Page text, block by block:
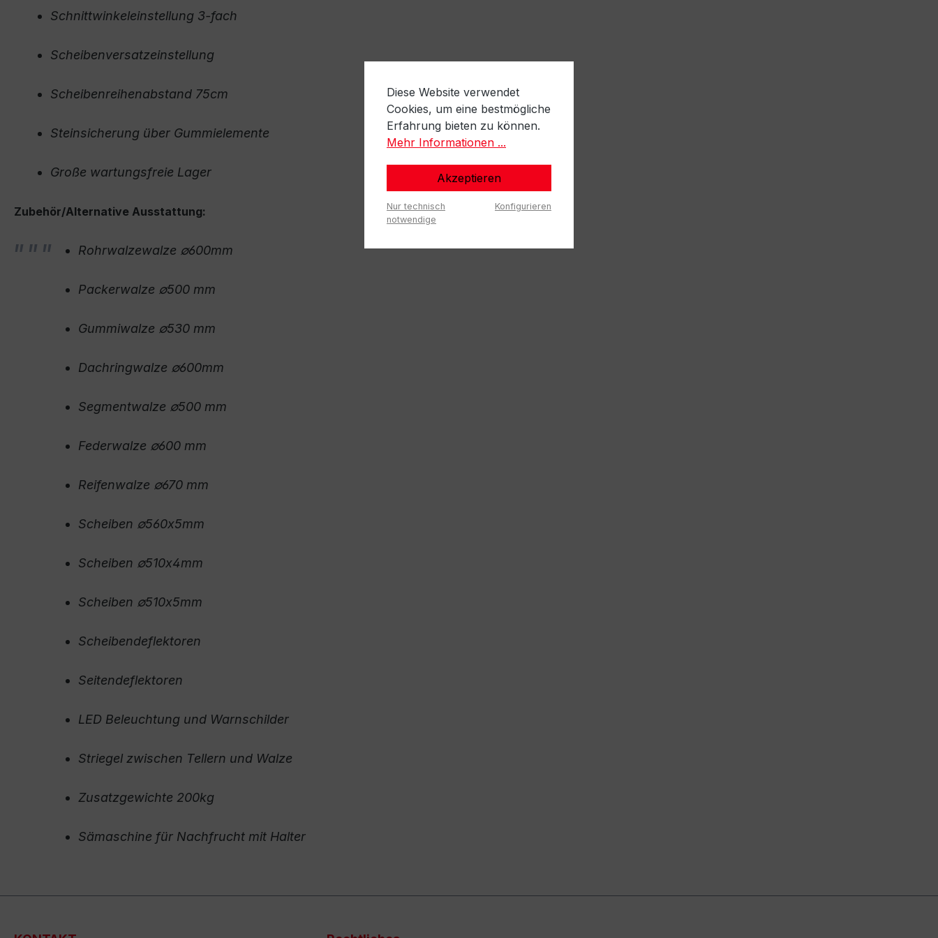
Schnittwinkeleinstellung 3-fach
Scheibenversatzeinstellung
Scheibenreihenabstand 75cm
Steinsicherung über Gummielemente
Große wartungsfreie Lager
Zubehör/Alternative Ausstattung:
Rohrwalzewalze ∅600mm
Packerwalze ∅500 mm
Gummiwalze ∅530 mm
Dachringwalze ∅600mm
Segmentwalze ∅500 mm
Federwalze ∅600 mm
Reifenwalze ∅670 mm
Scheiben ∅560x5mm
Scheiben ∅510x4mm
Scheiben ∅510x5mm
Scheibendeflektoren
Seitendeflektoren
LED Beleuchtung und Warnschilder
Striegel zwischen Tellern und Walze
Zusatzgewichte 200kg
Sämaschine für Nachfrucht mit Halter
Diese Website verwendet
Cookies, um eine bestmögliche
Erfahrung bieten zu können.
Mehr Informationen ...
Akzeptieren
Nur technisch
notwendige
Konfigurieren